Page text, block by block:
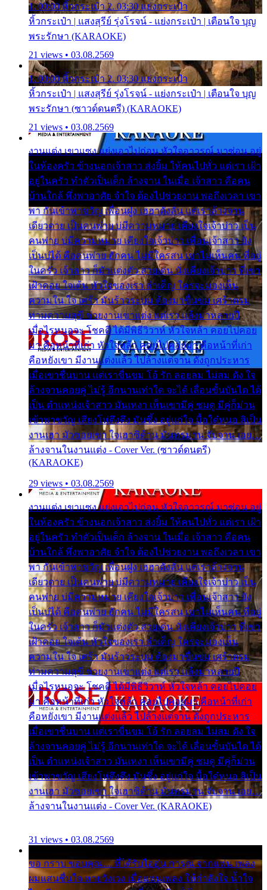
1. 00:00 หิ้วกระเป๋า 2. 03:30 แย่งกระเป๋า
หิ้วกระเป๋า | แสงสุรีย์ รุ่งโรจน์ - แย่งกระเป๋า | เตือนใจ บุญ
พระรักษา (KARAOKE)
21 views • 03.08.2569
1. 00:00 หิ้วกระเป๋า 2. 03:30 แย่งกระเป๋า
หิ้วกระเป๋า | แสงสุรีย์ รุ่งโรจน์ - แย่งกระเป๋า | เตือนใจ บุญ
พระรักษา (ซาวด์ดนตรี) (KARAOKE)
21 views • 03.08.2569
งานแต่ง เขาแซง แย่งเอาไปก่อน หัวใจอาวรณ์ มาซ่อน อยู่
ในห้องครัว ข้างนอกเจ้าสาว ส่งยิ้ม ให้คนไปทั่ว แต่เรา เฝ้า
อยู่ในครัว ทำตัวเป็นเด็ก ล้างจาน ในเมื่อ เจ้าสาว คือคน
บ้านใกล้ พึ่งพาอาศัย จำใจ ต้องไปช่วยงาน พอถึงเวลา เขา
พา กันเข้าพาขวัญ เพื่อนฝูง เฮฮาดังลั่น แต่เราล้างจาน
เดียวดาย เป็นคนพ่าย บ่มีความหมาย เคียงใจเจ้าบ่าว เป็น
คนพ่าย บ่มีความหมาย เคียงใจเจ้าบ่าว เพื่อนเจ้าสาว ยัง
เป็นบ่ได้ คือคนพ่าย ฮักคน ไม่มีใครสน เขาไม่เห็นคน ที่อยู่
ในครัว เจ้าสาว ก็มัวแต่งตัว สวยเด่น นั่งเคียงเจ้าบ่าว ที่เขา
เฝ้าคอย ใจเต้น หัวใจของเรา ลำเค็ญ ใครจะมองเห็น
ความใน ใจ เศร้า มันร้าวระบม ต้องมาขื่นขม เศร้าตรม
ท่ามความสุขี ช่วยงานเขาแต่ง แต่เรา แล้งมาหลายปี
เมื่อไรหนอจะ โชคดี ได้มีพิธีวิวาห์ หัวใจหล้า คอยไปคอย
มา คือหน้าที่เก่า หัวใจหล้า คอยไปคอยมา คือหน้าที่เก่า
คือหยังเขา มีงานแต่งแล้ว ไปล้างแต่จาน ดั่งถูกประหาร
เมื่อเขาชื่นบาน แต่เราขื่นขม โอ้ รัก ลอยลม ไม่สม ดัง ใจ
ล้างจานคอยคู่ ไม่รู้ อีกนานเท่าใด จะได้ เลื่อนขั้นบันได ได้
เป็น ตำแหน่งเจ้าสาว มันเหงา เห็นเขามีคู่ ซมดู มีคู่ก็ม่วน
เข้าพาขวัญ เสียงโห่ตึงตึง มันซึ้ง อยู่แก่ใจ มื้อใด๋หนอ สิเป็น
งานเฮา มัวซอยเขา ใจเฮาซิด้าน มันทรมาน จับจาน เอย…
ล้างจานในงานแต่ง - Cover Ver. (ซาวด์ดนตรี)
(KARAOKE)
29 views • 03.08.2569
งานแต่ง เขาแซง แย่งเอาไปก่อน หัวใจอาวรณ์ มาซ่อน อยู่
ในห้องครัว ข้างนอกเจ้าสาว ส่งยิ้ม ให้คนไปทั่ว แต่เรา เฝ้า
อยู่ในครัว ทำตัวเป็นเด็ก ล้างจาน ในเมื่อ เจ้าสาว คือคน
บ้านใกล้ พึ่งพาอาศัย จำใจ ต้องไปช่วยงาน พอถึงเวลา เขา
พา กันเข้าพาขวัญ เพื่อนฝูง เฮฮาดังลั่น แต่เราล้างจาน
เดียวดาย เป็นคนพ่าย บ่มีความหมาย เคียงใจเจ้าบ่าว เป็น
คนพ่าย บ่มีความหมาย เคียงใจเจ้าบ่าว เพื่อนเจ้าสาว ยัง
เป็นบ่ได้ คือคนพ่าย ฮักคน ไม่มีใครสน เขาไม่เห็นคน ที่อยู่
ในครัว เจ้าสาว ก็มัวแต่งตัว สวยเด่น นั่งเคียงเจ้าบ่าว ที่เขา
เฝ้าคอย ใจเต้น หัวใจของเรา ลำเค็ญ ใครจะมองเห็น
ความใน ใจ เศร้า มันร้าวระบม ต้องมาขื่นขม เศร้าตรม
ท่ามความสุขี ช่วยงานเขาแต่ง แต่เรา แล้งมาหลายปี
เมื่อไรหนอจะ โชคดี ได้มีพิธีวิวาห์ หัวใจหล้า คอยไปคอย
มา คือหน้าที่เก่า หัวใจหล้า คอยไปคอยมา คือหน้าที่เก่า
คือหยังเขา มีงานแต่งแล้ว ไปล้างแต่จาน ดั่งถูกประหาร
เมื่อเขาชื่นบาน แต่เราขื่นขม โอ้ รัก ลอยลม ไม่สม ดัง ใจ
ล้างจานคอยคู่ ไม่รู้ อีกนานเท่าใด จะได้ เลื่อนขั้นบันได ได้
เป็น ตำแหน่งเจ้าสาว มันเหงา เห็นเขามีคู่ ซมดู มีคู่ก็ม่วน
เข้าพาขวัญ เสียงโห่ตึงตึง มันซึ้ง อยู่แก่ใจ มื้อใด๋หนอ สิเป็น
งานเฮา มัวซอยเขา ใจเฮาซิด้าน มันทรมาน จับจาน เอย…
ล้างจานในงานแต่ง - Cover Ver. (KARAOKE)
31 views • 03.08.2569
ขอ กราบ ขอบคุณ.... ที่ได้รับไออุ่น การุณ จากแฟน เพลง
ผมแสนชื่นใจ หายวังเวง เมื่อแฟนเพลง ให้กำลังใจ น้ำใจ